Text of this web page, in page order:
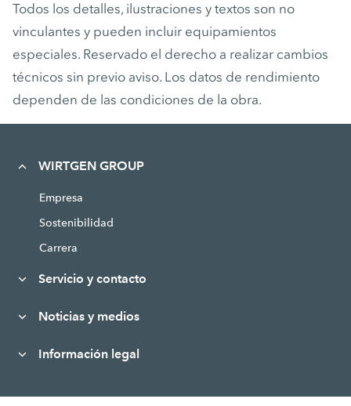
Todos los detalles, ilustraciones y textos son no
vinculantes y pueden incluir equipamientos
especiales. Reservado el derecho a realizar cambios
técnicos sin previo aviso. Los datos de rendimiento
dependen de las condiciones de la obra.
WIRTGEN GROUP
Empresa
Sostenibilidad
Carrera
Servicio y contacto
Noticias y medios
Información legal